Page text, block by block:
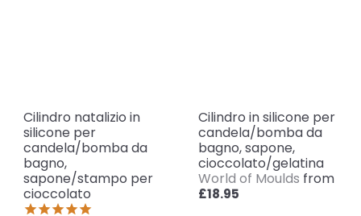
Cilindro natalizio in
silicone per
candela/bomba da
bagno,
sapone/stampo per
cioccolato
Cilindro in silicone per
candela/bomba da
bagno, sapone,
cioccolato/gelatina
World of Moulds from
£18.95